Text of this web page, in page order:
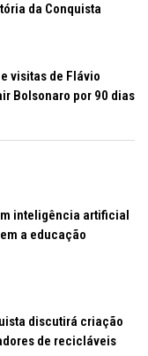
da Conquista
visitas de Flávio
Bolsonaro por 90 dias
inteligência artificial
a educação
discutirá criação
de recicláveis